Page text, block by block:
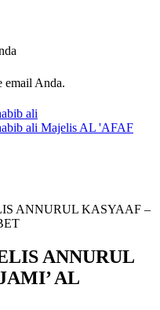
email Anda.
Majelis AL 'AFAF
ANNURUL KASYAAF –
ANNURUL
AL